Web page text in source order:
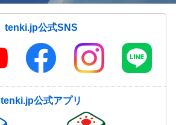
tenki.jp公式SNS
tenki.jp公式アプリ